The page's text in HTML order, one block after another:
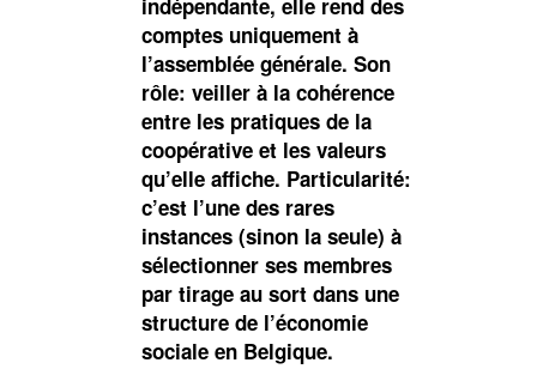
comptes uniquement à
l’assemblée générale. Son
rôle: veiller à la cohérence
entre les pratiques de la
coopérative et les valeurs
qu’elle affiche. Particularité:
c’est l’une des rares
instances (sinon la seule) à
sélectionner ses membres
par tirage au sort dans une
structure de l’économie
sociale en Belgique.